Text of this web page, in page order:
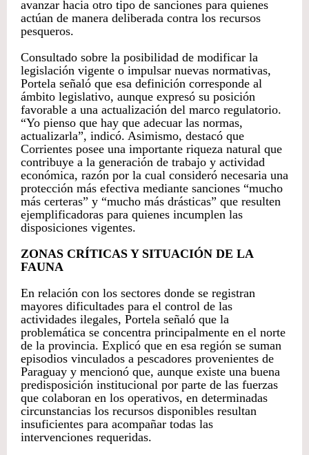
avanzar hacia otro tipo de sanciones para quienes
actúan de manera deliberada contra los recursos
pesqueros.
Consultado sobre la posibilidad de modificar la
legislación vigente o impulsar nuevas normativas,
Portela señaló que esa definición corresponde al
ámbito legislativo, aunque expresó su posición
favorable a una actualización del marco regulatorio.
“Yo pienso que hay que adecuar las normas,
actualizarla”, indicó. Asimismo, destacó que
Corrientes posee una importante riqueza natural que
contribuye a la generación de trabajo y actividad
económica, razón por la cual consideró necesaria una
protección más efectiva mediante sanciones “mucho
más certeras” y “mucho más drásticas” que resulten
ejemplificadoras para quienes incumplen las
disposiciones vigentes.
ZONAS CRÍTICAS Y SITUACIÓN DE LA
FAUNA
En relación con los sectores donde se registran
mayores dificultades para el control de las
actividades ilegales, Portela señaló que la
problemática se concentra principalmente en el norte
de la provincia. Explicó que en esa región se suman
episodios vinculados a pescadores provenientes de
Paraguay y mencionó que, aunque existe una buena
predisposición institucional por parte de las fuerzas
que colaboran en los operativos, en determinadas
circunstancias los recursos disponibles resultan
insuficientes para acompañar todas las
intervenciones requeridas.